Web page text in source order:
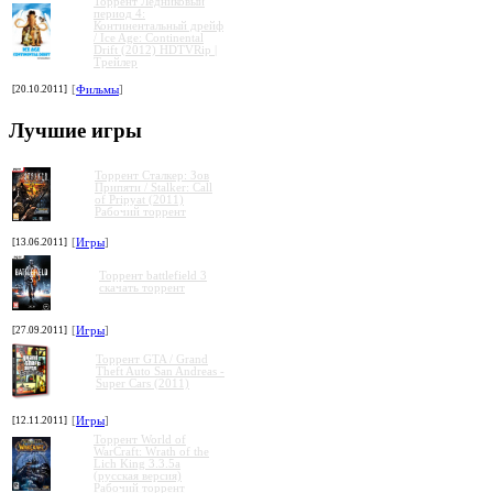
период 4:
Континентальный дрейф
/ Ice Age: Continental
Drift (2012) HDTVRip |
Трейлер
[20.10.2011] [Фильмы]
Лучшие игры
Торрент Сталкер: Зов
Припяти / Stalker: Call
of Pripyat (2011)
Рабочий торрент
[13.06.2011] [Игры]
Торрент battlefield 3
скачать торрент
[27.09.2011] [Игры]
Торрент GTA / Grand
Theft Auto San Andreas -
Super Cars (2011)
[12.11.2011] [Игры]
Торрент World of
WarCraft: Wrath of the
Lich King 3.3.5a
(русская версия)
Рабочий торрент